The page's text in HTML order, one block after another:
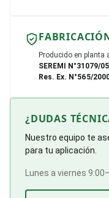
Producido en planta
SEREMI N°31079/05
Res. Ex. N°565/
¿DUDAS
Nuestro equipo te
para tu aplicación.
Lunes a viernes